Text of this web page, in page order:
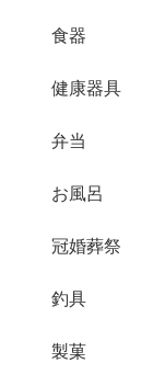
食器
健康器具
弁当
お風呂
冠婚葬祭
釣具
製菓